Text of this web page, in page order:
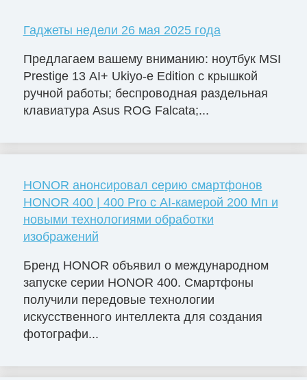
Гаджеты недели 26 мая 2025 года
Предлагаем вашему вниманию: ноутбук MSI
Prestige 13 AI+ Ukiyo-e Edition с крышкой
ручной работы; беспроводная раздельная
клавиатура Asus ROG Falcata;...
HONOR анонсировал серию смартфонов
HONOR 400 | 400 Pro с AI-камерой 200 Мп и
новыми технологиями обработки
изображений
Бренд HONOR объявил о международном
запуске серии HONOR 400. Смартфоны
получили передовые технологии
искусственного интеллекта для создания
фотографи...